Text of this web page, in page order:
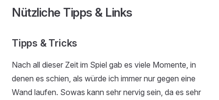
Nützliche Tipps & Links
Tipps & Tricks
Nach all dieser Zeit im Spiel gab es viele Momente, in
denen es schien, als würde ich immer nur gegen eine
Wand laufen. Sowas kann sehr nervig sein, da es sehr